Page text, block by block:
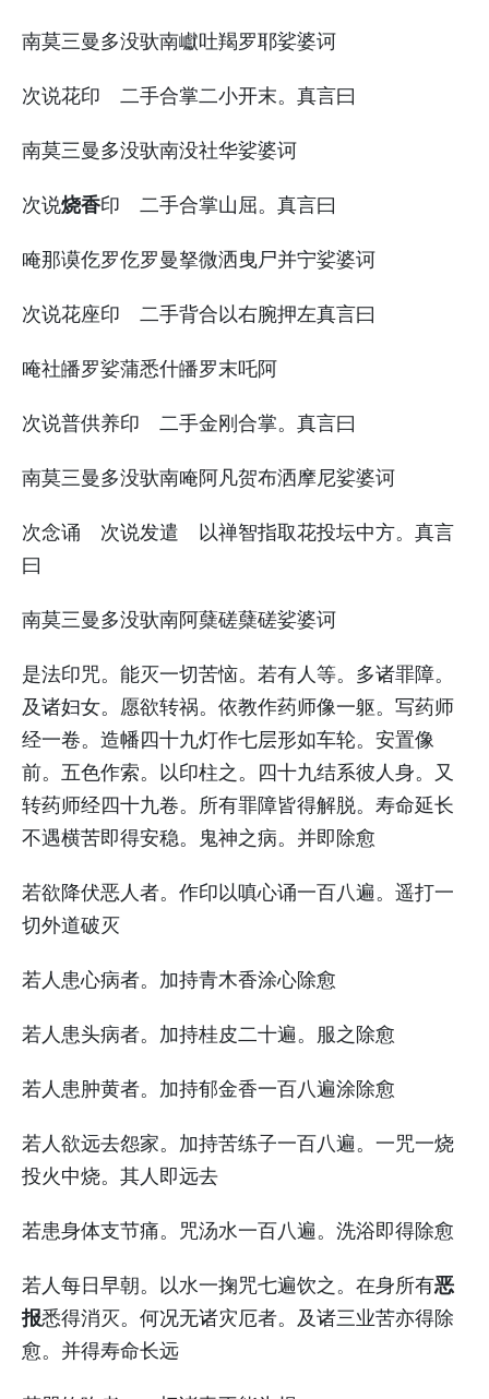
南莫三曼多没驮南巘吐羯罗耶娑婆诃
次说花印 二手合掌二小开末。真言曰
南莫三曼多没驮南没社华娑婆诃
次说烧香印 二手合掌山屈。真言曰
唵那谟仡罗仡罗曼拏微洒曳尸并宁娑婆诃
次说花座印 二手背合以右腕押左真言曰
唵社皤罗娑蒲悉什皤罗末吒阿
次说普供养印 二手金刚合掌。真言曰
南莫三曼多没驮南唵阿凡贺布洒摩尼娑婆诃
次念诵 次说发遣 以禅智指取花投坛中方。真言
曰
南莫三曼多没驮南阿蘖磋蘖磋娑婆诃
是法印咒。能灭一切苦恼。若有人等。多诸罪障。
及诸妇女。愿欲转祸。依教作药师像一躯。写药师
经一卷。造幡四十九灯作七层形如车轮。安置像
前。五色作索。以印柱之。四十九结系彼人身。又
转药师经四十九卷。所有罪障皆得解脱。寿命延长
不遇横苦即得安稳。鬼神之病。并即除愈
若欲降伏恶人者。作印以嗔心诵一百八遍。遥打一
切外道破灭
若人患心病者。加持青木香涂心除愈
若人患头病者。加持桂皮二十遍。服之除愈
若人患肿黄者。加持郁金香一百八遍涂除愈
若人欲远去怨家。加持苦练子一百八遍。一咒一烧
投火中烧。其人即远去
若患身体支节痛。咒汤水一百八遍。洗浴即得除愈
若人每日早朝。以水一掬咒七遍饮之。在身所有恶
报悉得消灭。何况无诸灾厄者。及诸三业苦亦得除
愈。并得寿命长远